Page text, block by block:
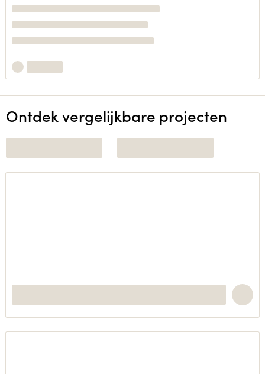
Ontdek vergelijkbare projecten